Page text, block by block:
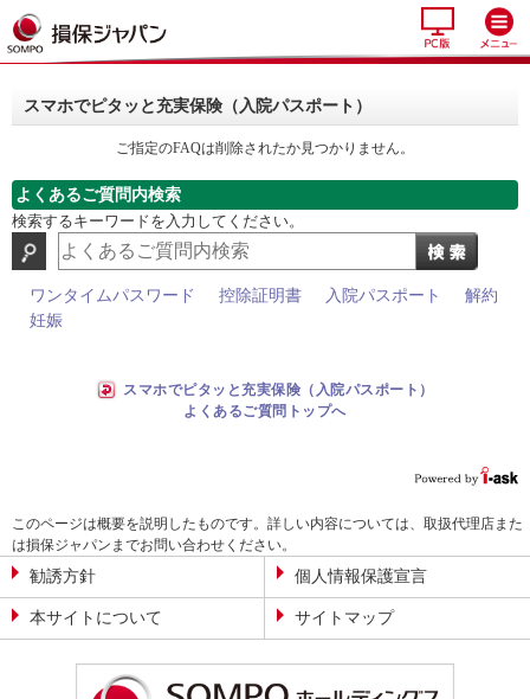
スマホでピタッと充実保険（入院パスポート）
ご指定のFAQは削除されたか見つかりません。
よくあるご質問内検索
検索するキーワードを入力してください。
ワンタイムパスワード 控除証明書 入院パスポート
解約
妊娠
スマホでピタッと充実保険（入院パスポート）
よくあるご質問トップへ
このページは概要を説明したものです。詳しい内容については、取扱代理店また
は損保ジャパンまでお問い合わせください。
勧誘方針 個人情報保護宣言
本サイトについて サイトマップ